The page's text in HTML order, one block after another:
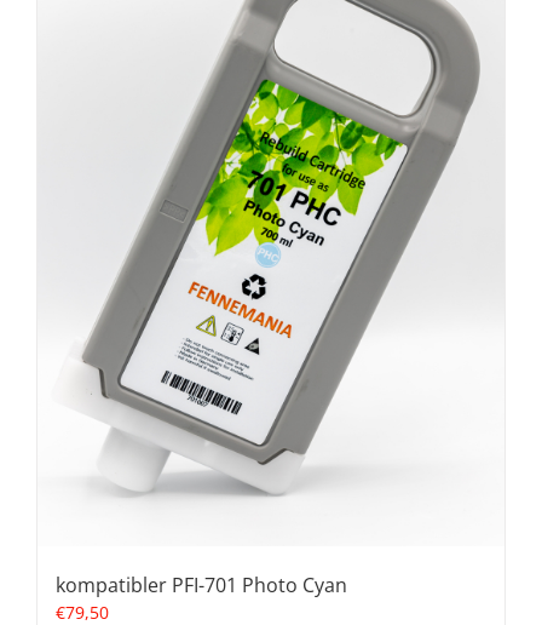
kompatibler PFI-701 Photo Cyan
€79,50